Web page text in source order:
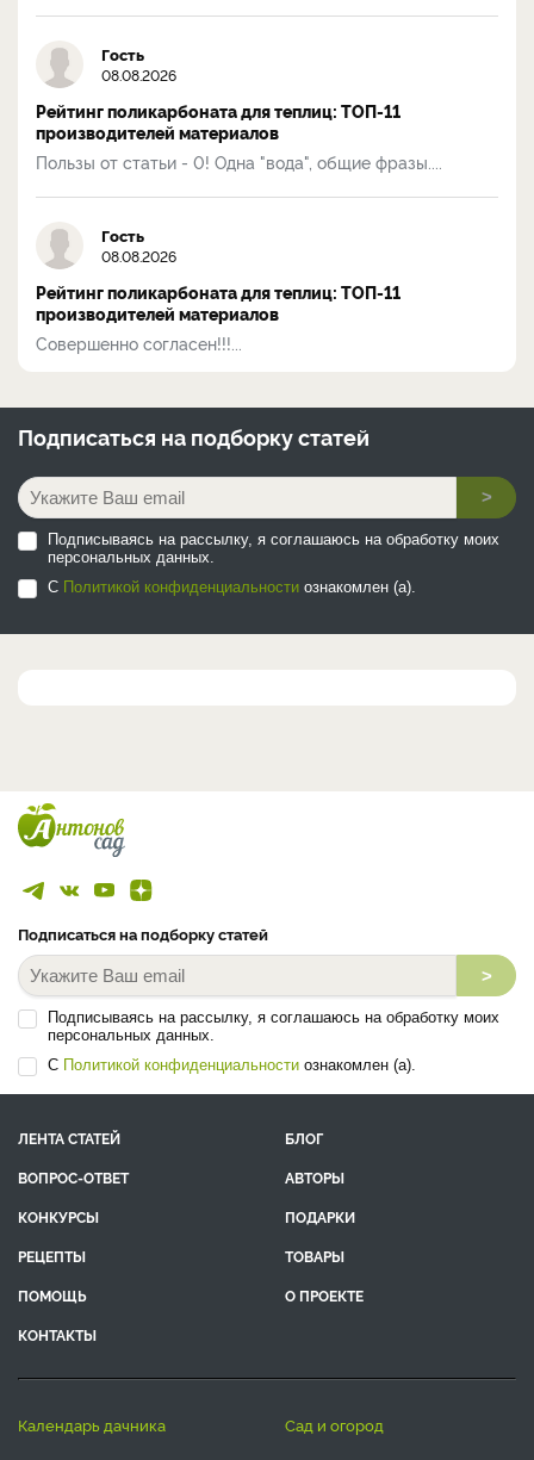
Гость
08.08.2026
Рейтинг поликарбоната для теплиц: ТОП-11
производителей материалов
Пользы от статьи - 0! Одна "вода", общие фразы....
Гость
08.08.2026
Рейтинг поликарбоната для теплиц: ТОП-11
производителей материалов
Совершенно согласен!!!...
Подписаться на подборку статей
>
Подписываясь на рассылку, я соглашаюсь на обработку моих
персональных данных.
С Политикой конфиденциальности ознакомлен (а).
Подписаться на подборку статей
>
Подписываясь на рассылку, я соглашаюсь на обработку моих
персональных данных.
С Политикой конфиденциальности ознакомлен (а).
ЛЕНТА СТАТЕЙ
БЛОГ
ВОПРОС-ОТВЕТ
АВТОРЫ
КОНКУРСЫ
ПОДАРКИ
РЕЦЕПТЫ
ТОВАРЫ
ПОМОЩЬ
О ПРОЕКТЕ
КОНТАКТЫ
календарь дачника
сад и огород